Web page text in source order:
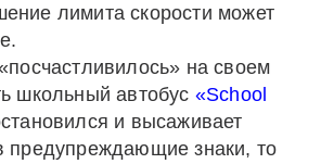
лимита скорости может
на своем
школьный автобус «School
и высаживает
предупреждающие знаки, то